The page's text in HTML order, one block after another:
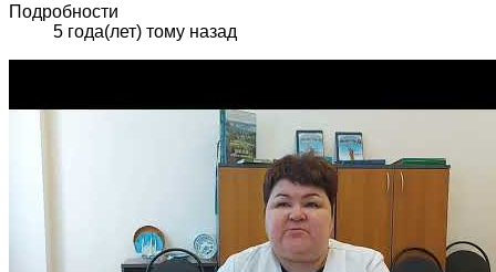
Подробности
5 года(лет) тому назад